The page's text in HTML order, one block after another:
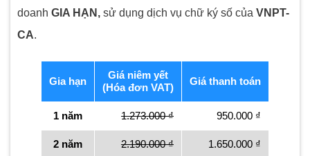
doanh GIA HẠN, sử dụng dịch vụ chữ ký số của VNPT-
CA.
Gia hạn
Giá niêm yết
(Hóa đơn VAT)
Giá thanh toán
1 năm 1.273.000 ₫ 950.000 ₫
2 năm 2.190.000 ₫ 1.650.000 ₫